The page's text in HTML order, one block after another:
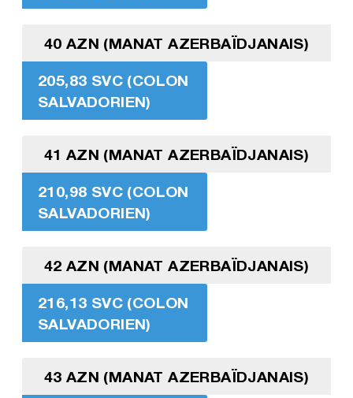
40 AZN (MANAT AZERBAÏDJANAIS)
205,83 SVC (COLON
SALVADORIEN)
41 AZN (MANAT AZERBAÏDJANAIS)
210,98 SVC (COLON
SALVADORIEN)
42 AZN (MANAT AZERBAÏDJANAIS)
216,13 SVC (COLON
SALVADORIEN)
43 AZN (MANAT AZERBAÏDJANAIS)